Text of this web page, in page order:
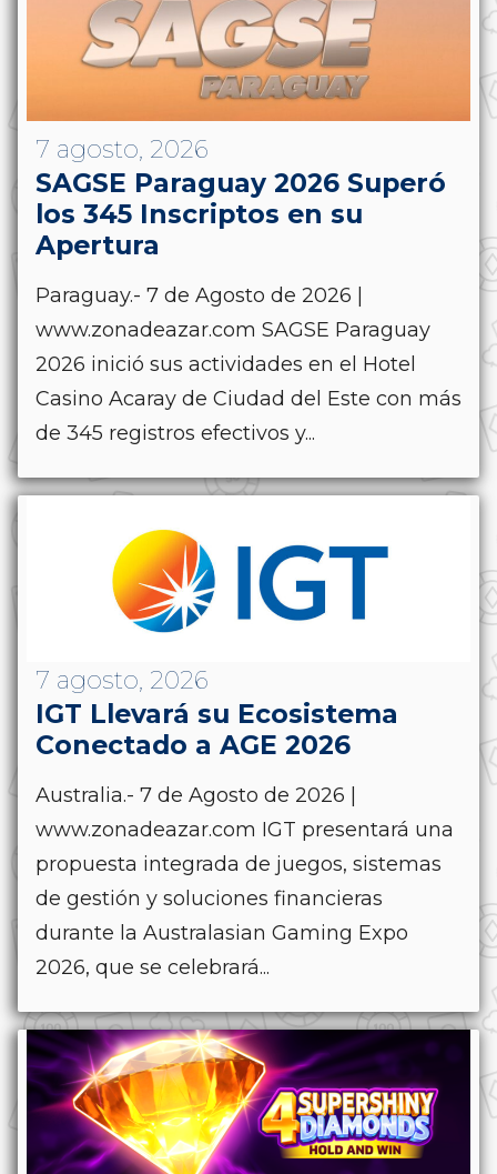
7 agosto, 2026
SAGSE Paraguay 2026 Superó
los 345 Inscriptos en su
Apertura
Paraguay.- 7 de Agosto de 2026 |
www.zonadeazar.com SAGSE Paraguay
2026 inició sus actividades en el Hotel
Casino Acaray de Ciudad del Este con más
de 345 registros efectivos y...
7 agosto, 2026
IGT Llevará su Ecosistema
Conectado a AGE 2026
Australia.- 7 de Agosto de 2026 |
www.zonadeazar.com IGT presentará una
propuesta integrada de juegos, sistemas
de gestión y soluciones financieras
durante la Australasian Gaming Expo
2026, que se celebrará...